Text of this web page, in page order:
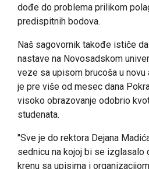
dođe do problema prilikom
predispitnih bodova.
Naš sagovornik takođe ističe
nastave na Novosadskom
veze sa upisom brucoša u novu
je pre više od mesec dana
visoko obrazovanje odobrio
studenata.
"Sve je do rektora Dejana
sednicu na kojoj bi se izglasalo
krenu sa upisima i